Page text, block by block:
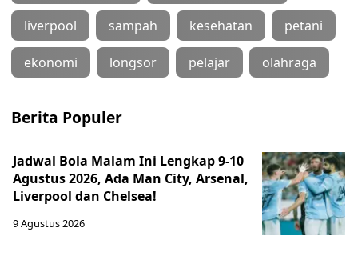
liverpool sampah kesehatan petani
ekonomi longsor pelajar olahraga
Berita Populer
Jadwal Bola Malam Ini Lengkap 9-10
Agustus 2026, Ada Man City, Arsenal,
Liverpool dan Chelsea!
9 Agustus 2026